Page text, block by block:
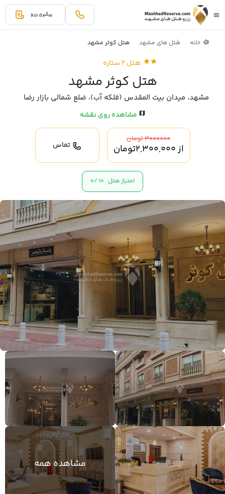
پیگیری رزرو
خانه هتل های مشهد هتل کوثر مشهد
هتل 2 ستاره
هتل کوثر مشهد
مشهد، میدان بیت المقدس (فلکه آب)، ضلع شمالی بازار رضا
مشاهده روی نقشه
3000000 تومان
از2,300,000تومان تماس
امتیاز هتل 10 /
0
مشاهده همه